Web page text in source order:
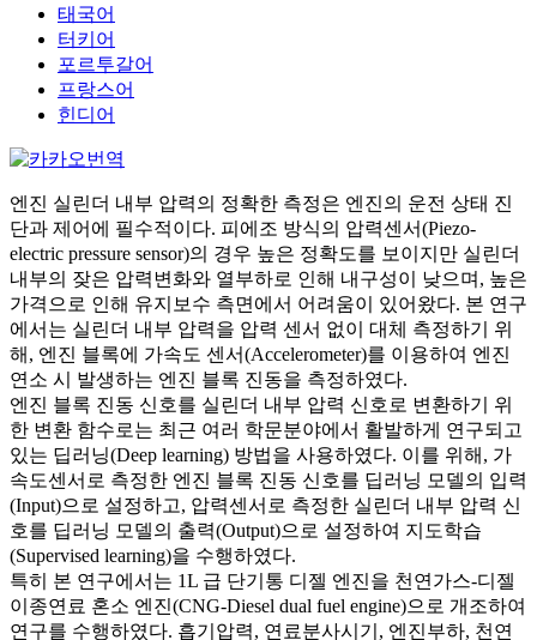
태국어
터키어
포르투갈어
프랑스어
힌디어
엔진 실린더 내부 압력의 정확한 측정은 엔진의 운전 상태 진
단과 제어에 필수적이다. 피에조 방식의 압력센서(Piezo-
electric pressure sensor)의 경우 높은 정확도를 보이지만 실린더
내부의 잦은 압력변화와 열부하로 인해 내구성이 낮으며, 높은
가격으로 인해 유지보수 측면에서 어려움이 있어왔다. 본 연구
에서는 실린더 내부 압력을 압력 센서 없이 대체 측정하기 위
해, 엔진 블록에 가속도 센서(Accelerometer)를 이용하여 엔진
연소 시 발생하는 엔진 블록 진동을 측정하였다.
엔진 블록 진동 신호를 실린더 내부 압력 신호로 변환하기 위
한 변환 함수로는 최근 여러 학문분야에서 활발하게 연구되고
있는 딥러닝(Deep learning) 방법을 사용하였다. 이를 위해, 가
속도센서로 측정한 엔진 블록 진동 신호를 딥러닝 모델의 입력
(Input)으로 설정하고, 압력센서로 측정한 실린더 내부 압력 신
호를 딥러닝 모델의 출력(Output)으로 설정하여 지도학습
(Supervised learning)을 수행하였다.
특히 본 연구에서는 1L 급 단기통 디젤 엔진을 천연가스-디젤
이종연료 혼소 엔진(CNG-Diesel dual fuel engine)으로 개조하여
연구를 수행하였다. 흡기압력, 연료분사시기, 엔진부하, 천연